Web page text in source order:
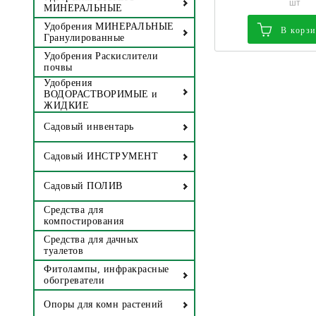
МИНЕРАЛЬНЫЕ
Удобрения МИНЕРАЛЬНЫЕ
Гранулированные
Удобрения Раскислители
почвы
Удобрения
ВОДОРАСТВОРИМЫЕ и
ЖИДКИЕ
Садовый инвентарь
Садовый ИНСТРУМЕНТ
Садовый ПОЛИВ
Средства для
компостирования
Средства для дачных
туалетов
Фитолампы, инфракрасные
обогреватели
Опоры для комн растений
В